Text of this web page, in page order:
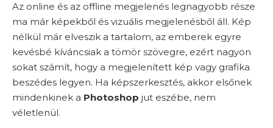
Az online és az offline megjelenés legnagyobb része
ma már képekből és vizuális megjelenésből áll. Kép
nélkül már elveszik a tartalom, az emberek egyre
kevésbé kíváncsiak a tömör szövegre, ezért nagyon
sokat számít, hogy a megjelenített kép vagy grafika
beszédes legyen. Ha képszerkesztés, akkor elsőnek
mindenkinek a Photoshop jut eszébe, nem
véletlenül.